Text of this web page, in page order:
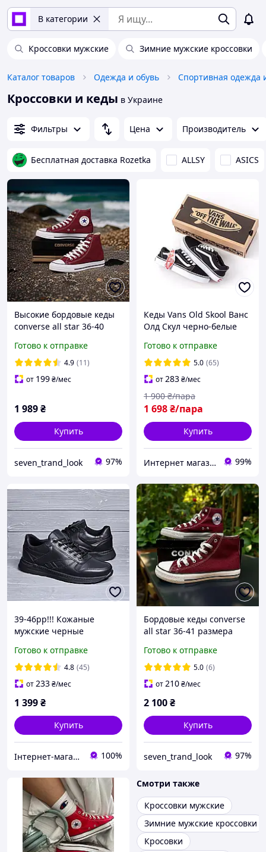
В категории
Кроссовки мужские Зимние мужские кроссовки
Каталог товаров Одежда и обувь Спортивная одежда
Кроссовки и кеды в Украине
Фильтры Цена Производитель
Бесплатная доставка Rozetka ALLSY ASICS
Высокие бордовые кеды
converse all star 36-40
Готово к отправке
4.9 (11)
от 199₴/мес
1 989₴
Купить
seven_trand_look 97%
Кеды Vans Old Skool Ванс
Олд Скул черно-белые
подростковые
Готово к отправке
5.0 (65)
от283₴/мес
1 698₴/пара
1 900 ₴/пара
Купить
Интернет магазин одежды и обуви " Rare " 99%
39-46рр!!! Кожаные
мужские черные
кроссовки!!!
Готово к отправке
4.8 (45)
от233₴/мес
1 399₴
Купить
Інтернет-магазин взуття "Мінімалочка" 100%
Бордовые кеды converse
all star 36-41 размера
бордовые
Готово к отправке
5.0 (6)
от210₴/мес
2 100₴
Купить
seven_trand_look 97%
Смотри также
Кроссовки мужские
Зимние мужские кроссовки
Кросовки